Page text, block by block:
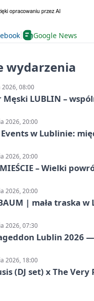
Google News
wydarzenia
08:00
Męski LUBLIN –
2026, 20:00
Events w Lublinie:
2026, 20:00
MIEŚCIE – Wielki
2026, 20:00
| mała traska w
2026, 07:30
Lublin 2026
2026, 18:00
(DJ set) x The